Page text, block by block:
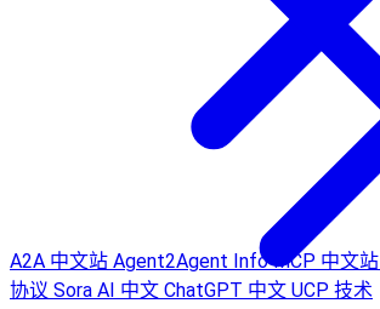
A2A 中文站 Agent2Agent InfoMCP 中文站
协议 Sora AI 中文 ChatGPT 中文 UCP 技术